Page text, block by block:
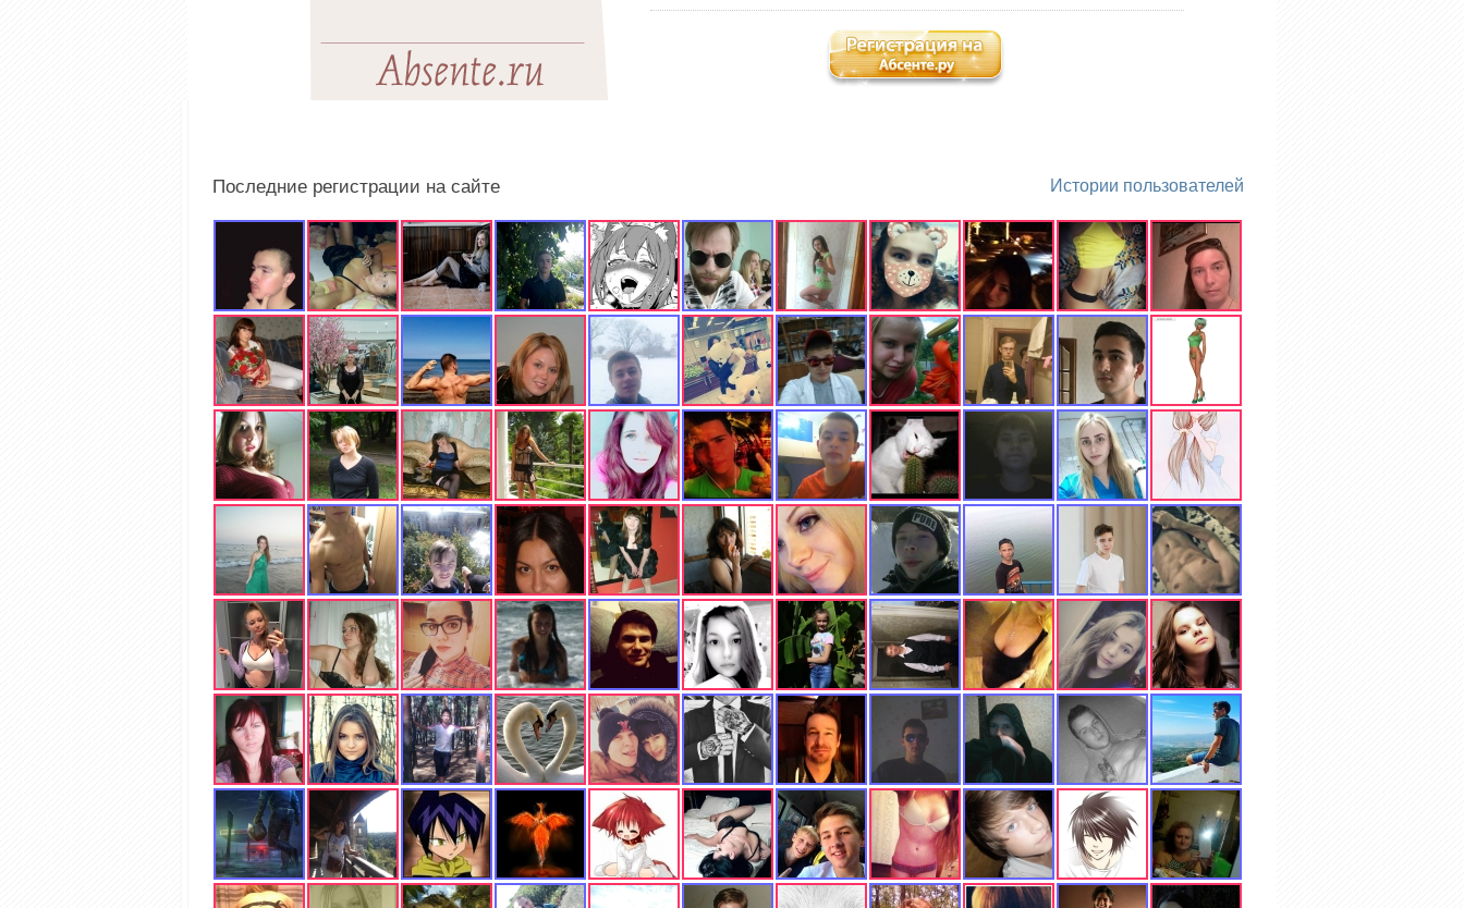
Последние регистрации на сайте Истории пользователей